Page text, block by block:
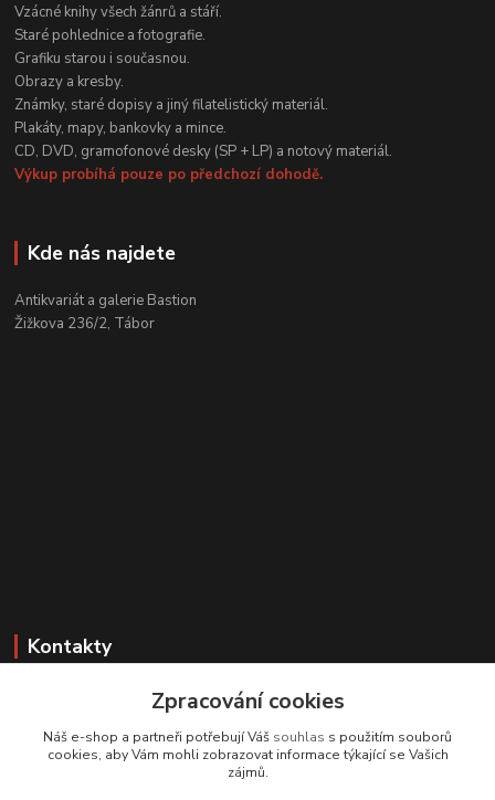
Vzácné knihy všech žánrů a stáří.
Staré pohlednice a fotografie.
Grafiku starou i současnou.
Obrazy a kresby.
Známky, staré dopisy a jiný filatelistický materiál.
Plakáty, mapy, bankovky a mince.
CD, DVD, gramofonové desky (SP + LP) a notový materiál.
Výkup probíhá pouze po předchozí dohodě.
Kde nás najdete
Antikvariát a galerie Bastion
Žižkova 236/2, Tábor
Kontakty
Zákaznická podpora
+420 608 331 344
(Po-Pá, 11-17 hod.; So, 9-12 hod.)
Zpracování cookies
Náš e-shop a partneři potřebují Váš souhlas s použitím souborů
cookies, aby Vám mohli zobrazovat informace týkající se Vašich
zájmů.